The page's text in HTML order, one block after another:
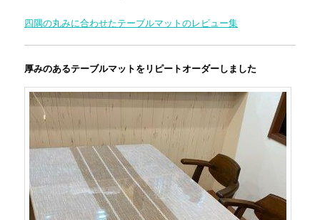
四隅の丸みに合わせたテーブルマットのレビュー集
厚みのあるテーブルマットをリピートオーダーしました